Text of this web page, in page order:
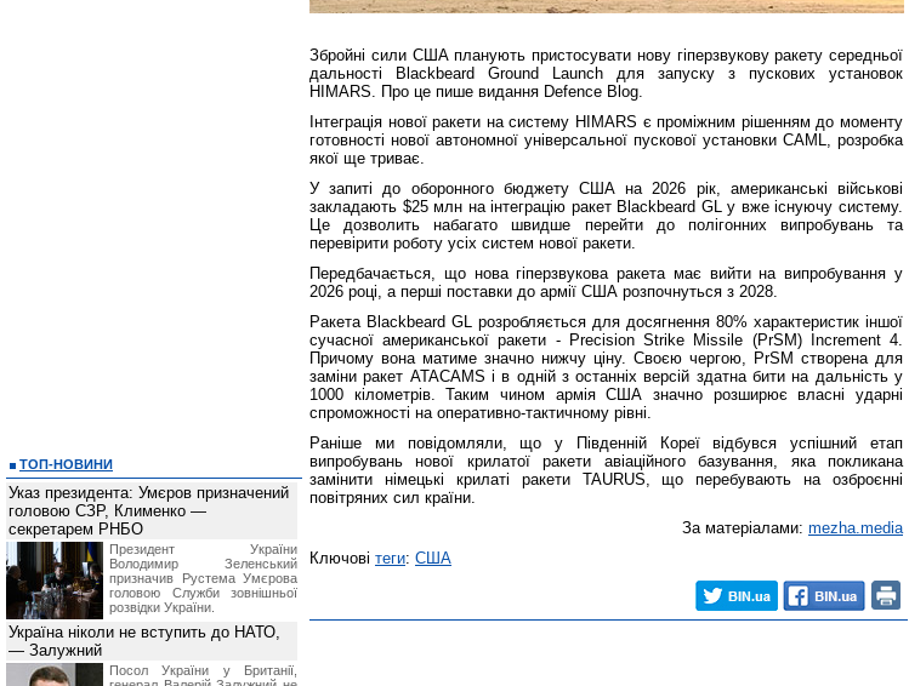
Збройні сили США планують пристосувати нову гіперзвукову ракету середньої
дальності Blackbeard Ground Launch для запуску з пускових установок
HIMARS. Про це пише видання Defence Blog.
Інтеграція нової ракети на систему HIMARS є проміжним рішенням до моменту
готовності нової автономної універсальної пускової установки CAML, розробка
якої ще триває.
У запиті до оборонного бюджету США на 2026 рік, американські військові
закладають $25 млн на інтеграцію ракет Blackbeard GL у вже існуючу систему.
Це дозволить набагато швидше перейти до полігонних випробувань та
перевірити роботу усіх систем нової ракети.
Передбачається, що нова гіперзвукова ракета має вийти на випробування у
2026 році, а перші поставки до армії США розпочнуться з 2028.
Ракета Blackbeard GL розробляється для досягнення 80% характеристик іншої
сучасної американської ракети - Precision Strike Missile (PrSM) Increment 4.
Причому вона матиме значно нижчу ціну. Своєю чергою, PrSM створена для
заміни ракет ATACAMS і в одній з останніх версій здатна бити на дальність у
1000 кілометрів. Таким чином армія США значно розширює власні ударні
спроможності на оперативно-тактичному рівні.
Раніше ми повідомляли, що у Південній Кореї відбувся успішний етап
випробувань нової крилатої ракети авіаційного базування, яка покликана
замінити німецькі крилаті ракети TAURUS, що перебувають на озброєнні
повітряних сил країни.
За матеріалами: mezha.media
Ключові теги: США
ТОП-НОВИНИ
Указ президента: Умєров призначений
головою СЗР, Клименко —
секретарем РНБО
Президент України
Володимир Зеленський
призначив Pустема Умєрова
головою Служби зовнішньої
розвідки України.
Україна ніколи не вступить до НАТО,
— Залужний
Посол України у Британії,